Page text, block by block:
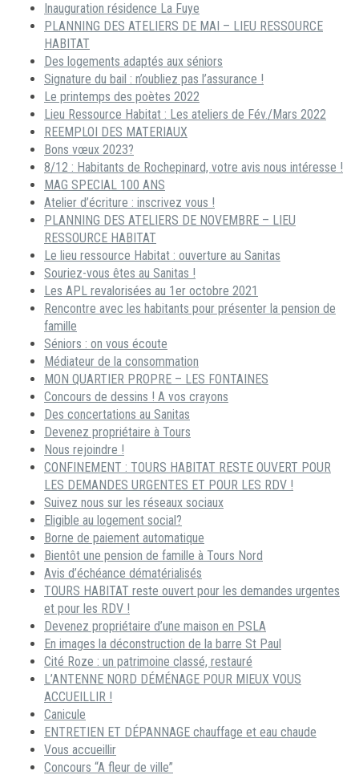
Inauguration résidence La Fuye
PLANNING DES ATELIERS DE MAI – LIEU RESSOURCE
HABITAT
Des logements adaptés aux séniors
Signature du bail : n’oubliez pas l’assurance !
Le printemps des poètes 2022
Lieu Ressource Habitat : Les ateliers de Fév./Mars 2022
REEMPLOI DES MATERIAUX
Bons vœux 2023?
8/12 : Habitants de Rochepinard, votre avis nous intéresse !
MAG SPECIAL 100 ANS
Atelier d’écriture : inscrivez vous !
PLANNING DES ATELIERS DE NOVEMBRE – LIEU
RESSOURCE HABITAT
Le lieu ressource Habitat : ouverture au Sanitas
Souriez-vous êtes au Sanitas !
Les APL revalorisées au 1er octobre 2021
Rencontre avec les habitants pour présenter la pension de
famille
Séniors : on vous écoute
Médiateur de la consommation
MON QUARTIER PROPRE – LES FONTAINES
Concours de dessins ! A vos crayons
Des concertations au Sanitas
Devenez propriétaire à Tours
Nous rejoindre !
CONFINEMENT : TOURS HABITAT RESTE OUVERT POUR
LES DEMANDES URGENTES ET POUR LES RDV !
Suivez nous sur les réseaux sociaux
Eligible au logement social?
Borne de paiement automatique
Bientôt une pension de famille à Tours Nord
Avis d’échéance dématérialisés
TOURS HABITAT reste ouvert pour les demandes urgentes
et pour les RDV !
Devenez propriétaire d’une maison en PSLA
En images la déconstruction de la barre St Paul
Cité Roze : un patrimoine classé, restauré
L’ANTENNE NORD DÉMÉNAGE POUR MIEUX VOUS
ACCUEILLIR !
Canicule
ENTRETIEN ET DÉPANNAGE chauffage et eau chaude
Vous accueillir
Concours “A fleur de ville”